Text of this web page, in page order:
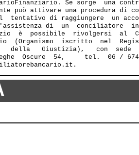
Se sorge  una
può attivare una procedura di
tentativo di raggiungere  un
di  un  conciliatore
è  possibile  rivolgersi  al
(Organismo  iscritto  nel
della   Giustizia),   con  sede
Oscure  54,     tel.  06 /